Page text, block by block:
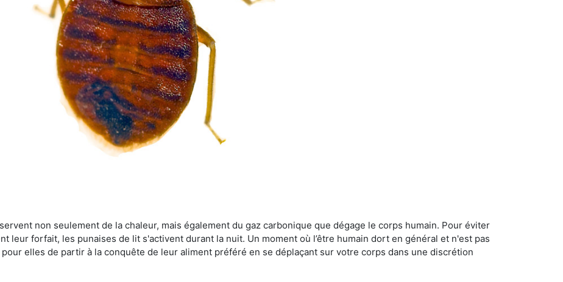
non seulement de la chaleur, mais également du gaz carbonique que dégage le corps humain. Pour éviter
leur forfait, les punaises de lit s'activent durant la nuit. Un moment où l’être humain dort en général et n'est pas
elles de partir à la conquête de leur aliment préféré en se déplaçant sur votre corps dans une discrétion